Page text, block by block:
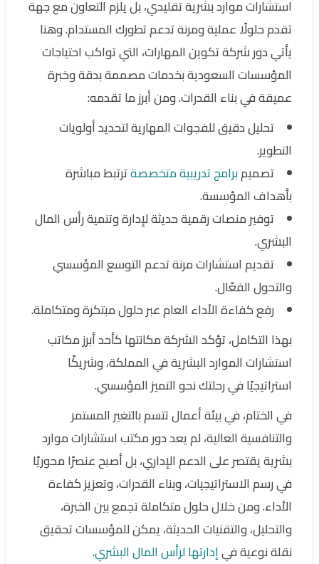
استشارات موارد بشرية تقليدي، بل يلزم التعاون مع جهة
تقدم حلولًا عملية ومرنة تدعم تطورك المستدام. وهنا
يأتي دور شركة تكوين المهارات، التي تواكب احتياجات
المؤسسات السعودية بخدمات مصممة بدقة وخبرة
عميقة في بناء القدرات. ومن أبرز ما تقدمه:
تحليل دقيق للفجوات المهارية لتحديد أولويات
التطوير.
تصميمبرامج تدريبية متخصصةترتبط مباشرة
بأهداف المؤسسة.
توفير منصات رقمية حديثة لإدارة وتنمية رأس المال
البشري.
تقديم استشارات مرنة تدعم التوسع المؤسسي
والتحول الفعّال.
رفع كفاءة الأداء العام عبر حلول مبتكرة ومتكاملة.
بهذا التكامل، تؤكد الشركة مكانتها كأحد أبرز مكاتب
استشارات الموارد البشرية في المملكة، وشريكًا
استراتيجيًا في رحلتك نحو التميز المؤسسي.
في الختام، في بيئة أعمال تتسم بالتغير المستمر
والتنافسية العالية، لم يعد دور مكتب استشارات موارد
بشرية يقتصر على الدعم الإداري، بل أصبح عنصرًا محوريًا
في رسم الاستراتيجيات، وبناء القدرات، وتعزيز كفاءة
الأداء. ومن خلال حلول متكاملة تجمع بين الخبرة،
والتحليل، والتقنيات الحديثة، يمكن للمؤسسات تحقيق
نقلة نوعية فيإدارتها لرأس المال البشري.